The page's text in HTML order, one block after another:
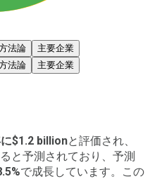
法論
主要企業
法論
主要企業
$1.2 billionと評価され、
と予測されており、予測
で成長しています。この